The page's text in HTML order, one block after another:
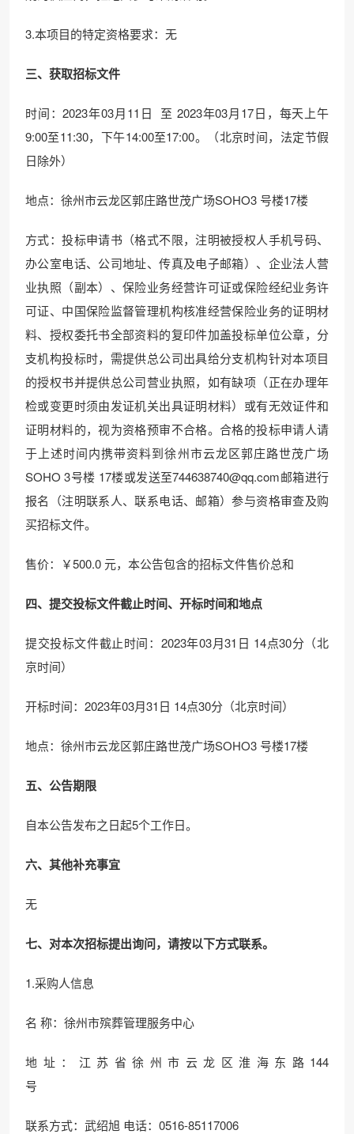
3.本项目的特定资格要求：无
三、获取招标文件
时间：2023年03月11日 至 2023年03月17日，每天上午
9:00至11:30，下午14:00至17:00。（北京时间，法定节假
日除外）
地点：徐州市云龙区郭庄路世茂广场SOHO3 号楼17楼
方式：投标申请书（格式不限，注明被授权人手机号码、
办公室电话、公司地址、传真及电子邮箱）、企业法人营
业执照（副本）、保险业务经营许可证或保险经纪业务许
可证、中国保险监督管理机构核准经营保险业务的证明材
料、授权委托书全部资料的复印件加盖投标单位公章，分
支机构投标时，需提供总公司出具给分支机构针对本项目
的授权书并提供总公司营业执照，如有缺项（正在办理年
检或变更时须由发证机关出具证明材料）或有无效证件和
证明材料的，视为资格预审不合格。合格的投标申请人请
于上述时间内携带资料到徐州市云龙区郭庄路世茂广场
SOHO 3号楼 17楼或发送至744638740@qq.com邮箱进行
报名（注明联系人、联系电话、邮箱）参与资格审查及购
买招标文件。
售价：￥500.0 元，本公告包含的招标文件售价总和
四、提交投标文件截止时间、开标时间和地点
提交投标文件截止时间：2023年03月31日 14点30分（北
京时间）
开标时间：2023年03月31日 14点30分（北京时间）
地点：徐州市云龙区郭庄路世茂广场SOHO3 号楼17楼
五、公告期限
自本公告发布之日起5个工作日。
六、其他补充事宜
无
七、对本次招标提出询问，请按以下方式联系。
1.采购人信息
名 称：徐州市殡葬管理服务中心
地址：江苏省徐州市云龙区淮海东路144
号
联系方式：武绍旭 电话：0516-85117006